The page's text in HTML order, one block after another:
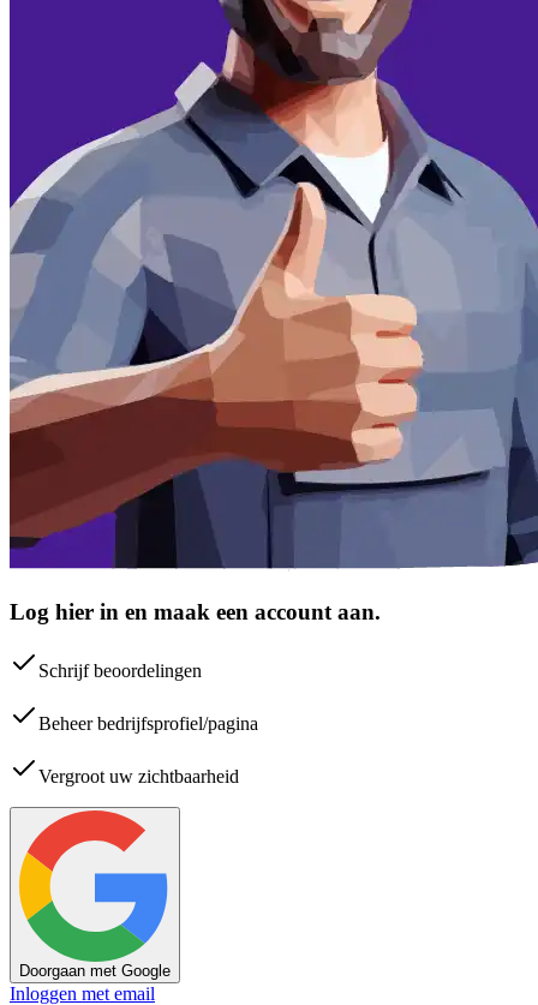
Log hier in en maak een account aan.
Schrijf beoordelingen
Beheer bedrijfsprofiel/pagina
Vergroot uw zichtbaarheid
Doorgaan met Google
Inloggen met email